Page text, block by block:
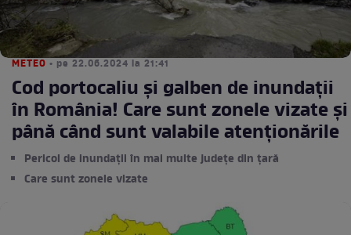
METEO • pe 22.06.2024 la 21:41
Cod portocaliu și galben de inundații
în România! Care sunt zonele vizate și
până când sunt valabile atenționările
Pericol de inundaţii în mai multe județe din țară
Care sunt zonele vizate